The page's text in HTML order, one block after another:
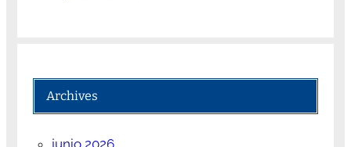
Archives
junio 2026